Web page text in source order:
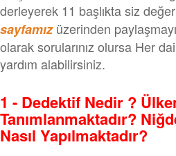
derleyerek 11 başlıkta siz
sayfamızüzerinden
olarak sorularınız olursa Her
yardım alabilirsiniz.
1 - Dedektif Nedir ?
Tanımlanmaktadır?
Nasıl Yapılmaktadır?